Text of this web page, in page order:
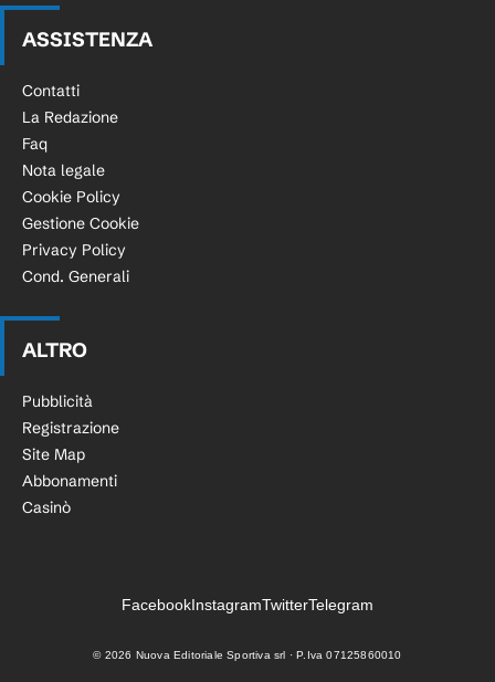
ASSISTENZA
Contatti
La Redazione
Faq
Nota legale
Cookie Policy
Gestione Cookie
Privacy Policy
Cond. Generali
ALTRO
Pubblicità
Registrazione
Site Map
Abbonamenti
Casinò
FacebookInstagramTwitterTelegram
© 2026 Nuova Editoriale Sportiva srl · P.Iva 07125860010